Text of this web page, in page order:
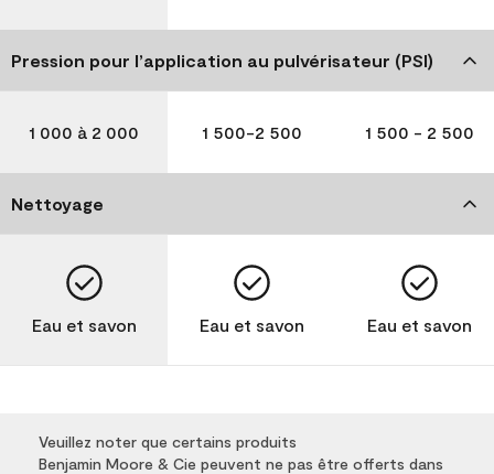
Pression pour l’application au pulvérisateur (PSI)
1 000 à 2 000 1 500-2 500 1 500 - 2 500
Nettoyage
Eau et savon Eau et savon Eau et savon
Veuillez noter que certains produits
Benjamin Moore & Cie peuvent ne pas être offerts dans